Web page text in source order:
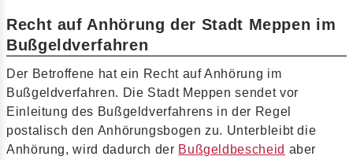
Recht auf Anhörung der Stadt Meppen im
Bußgeldverfahren
Der Betroffene hat ein Recht auf Anhörung im
Bußgeldverfahren. Die Stadt Meppen sendet vor
Einleitung des Bußgeldverfahrens in der Regel
postalisch den Anhörungsbogen zu. Unterbleibt die
Anhörung, wird dadurch der Bußgeldbescheid aber